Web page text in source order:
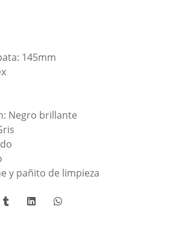
145mm
Negro brillante
y pañito de limpieza